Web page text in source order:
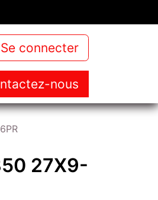
Se connecter
NEWS nous
27X9-